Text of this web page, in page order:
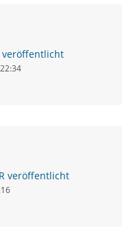
veröffentlicht
veröffentlicht